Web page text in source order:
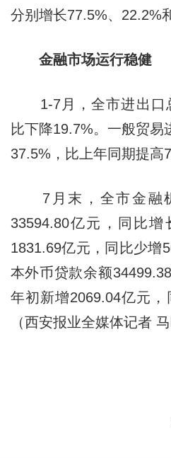
分别增长77.5%、22.2%
金融市场运行稳健
1-7月，全市进出口
比下降19.7%。一般贸易
37.5%，比上年同期提高
7月末，全市金融
33594.80亿元，同比增
1831.69亿元，同比少增
本外币贷款余额
年初新增2069.04亿元，
（西安报业全媒体记者